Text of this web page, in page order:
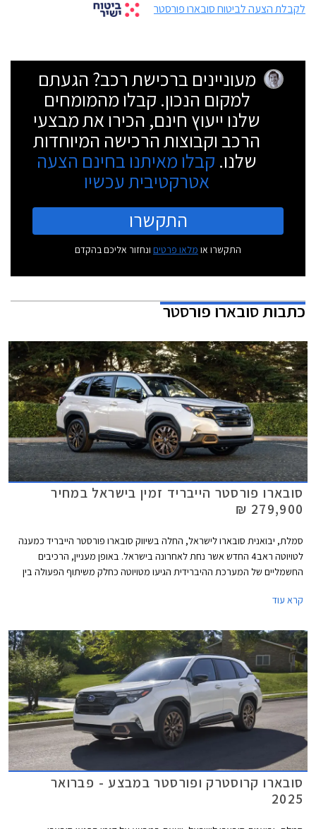
לקבלת הצעה לביטוח סובארו פורסטר
מעוניינים ברכישת רכב? הגעתם
למקום הנכון. קבלו מהמומחים
שלנו ייעוץ חינם, הכירו את מבצעי
הרכב וקבוצות הרכישה המיוחדות
שלנו. קבלו מאיתנו בחינם הצעה
אטרקטיבית עכשיו
התקשרו
התקשרו או מלאו פרטים ונחזור אליכם בהקדם
כתבותסובארו פורסטר
סובארו פורסטר הייבריד זמין בישראל במחיר
279,900 ₪
סמלת, יבואנית סובארו לישראל, החלה בשיווק סובארו פורסטר הייבריד כמענה
לטויוטה ראב4 החדש אשר נחת לאחרונה בישראל. באופן מעניין, הרכיבים
החשמליים של המערכת ההיברידית הגיעו מטויוטה כחלק משיתוף הפעולה בין
קרא עוד
סובארו קרוסטרק ופורסטר במבצע - פברואר
2025